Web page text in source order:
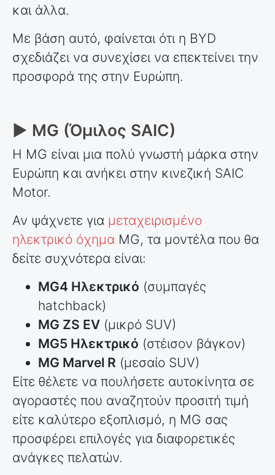
και άλλα.
Με βάση αυτό, φαίνεται ότι η BYD
σχεδιάζει να συνεχίσει να επεκτείνει την
προσφορά της στην Ευρώπη.
► MG (Όμιλος SAIC)
Η MG είναι μια πολύ γνωστή μάρκα στην
Ευρώπη και ανήκει στην κινεζική SAIC
Motor.
Αν ψάχνετε για μεταχειρισμένο
ηλεκτρικό όχημα MG, τα μοντέλα που θα
δείτε συχνότερα είναι:
MG4 Ηλεκτρικό (συμπαγές
hatchback)
MG ZS EV (μικρό SUV)
MG5 Ηλεκτρικό (στέισον βάγκον)
MG Marvel R (μεσαίο SUV)
Είτε θέλετε να πουλήσετε αυτοκίνητα σε
αγοραστές που αναζητούν προσιτή τιμή
είτε καλύτερο εξοπλισμό, η MG σας
προσφέρει επιλογές για διαφορετικές
ανάγκες πελατών.